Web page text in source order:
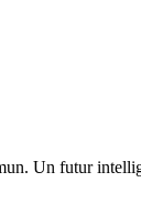
Un futur